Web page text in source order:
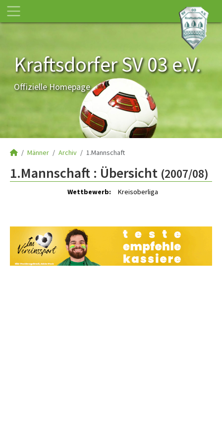
Kraftsdorfer SV 03 e.V.
Offizielle Homepage
Männer Archiv 1.Mannschaft
1.Mannschaft : Übersicht (2007/08)
Wettbewerb: Kreisoberliga